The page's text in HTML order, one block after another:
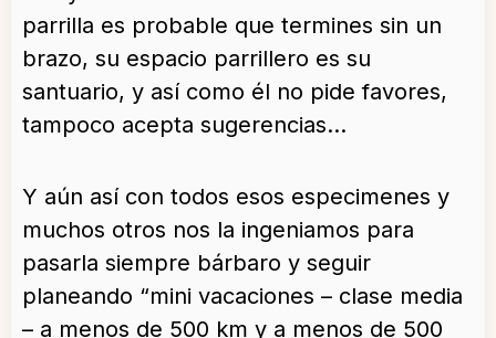
parrilla es probable que termines sin un
brazo, su espacio parrillero es su
santuario, y así como él no pide favores,
tampoco acepta sugerencias…
Y aún así con todos esos especimenes y
muchos otros nos la ingeniamos para
pasarla siempre bárbaro y seguir
planeando “mini vacaciones – clase media
– a menos de 500 km y a menos de 500